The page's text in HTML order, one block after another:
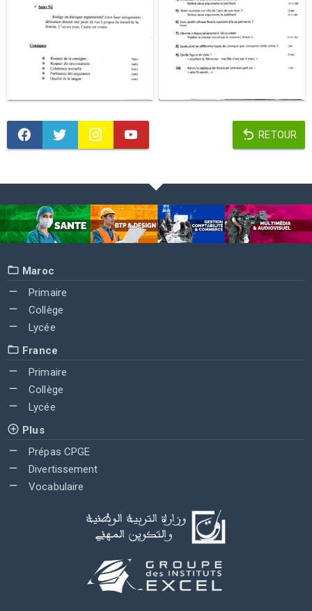
RETOUR
Maroc
Primaire
Collège
Lycée
France
Primaire
Collège
Lycée
Plus
Prépas CPGE
Divertissement
Vocabulaire